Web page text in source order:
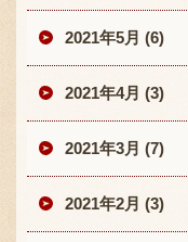
2021年5月 (6)
2021年4月 (3)
2021年3月 (7)
2021年2月 (3)